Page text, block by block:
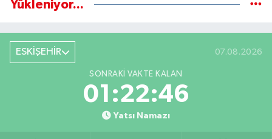
Yükleniyor...
ESKİŞEHİR 07.08.2026
SONRAKI VAKTE KALAN
01:22:45
Yatsı Namazı